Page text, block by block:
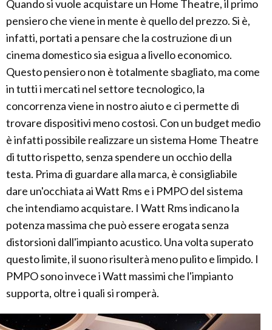
Quando si vuole acquistare un Home Theatre, il primo
pensiero che viene in mente è quello del prezzo. Si è,
infatti, portati a pensare che la costruzione di un
cinema domestico sia esigua a livello economico.
Questo pensiero non è totalmente sbagliato, ma come
in tutti i mercati nel settore tecnologico, la
concorrenza viene in nostro aiuto e ci permette di
trovare dispositivi meno costosi. Con un budget medio
è infatti possibile realizzare un sistema Home Theatre
di tutto rispetto, senza spendere un occhio della
testa. Prima di guardare alla marca, è consigliabile
dare un'occhiata ai Watt Rms e i PMPO del sistema
che intendiamo acquistare. I Watt Rms indicano la
potenza massima che può essere erogata senza
distorsioni dall'impianto acustico. Una volta superato
questo limite, il suono risulterà meno pulito e limpido. I
PMPO sono invece i Watt massimi che l'impianto
supporta, oltre i quali si romperà.